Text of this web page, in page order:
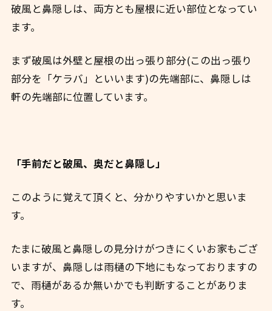
破風と鼻隠しは、両方とも屋根に近い部位となってい
ます。
まず破風は外壁と屋根の出っ張り部分(この出っ張り
部分を「ケラバ」といいます)の先端部に、鼻隠しは
軒の先端部に位置しています。
「手前だと破風、奥だと鼻隠し」
このように覚えて頂くと、分かりやすいかと思いま
す。
たまに破風と鼻隠しの見分けがつきにくいお家もござ
いますが、鼻隠しは雨樋の下地にもなっておりますの
で、雨樋があるか無いかでも判断することがありま
す。